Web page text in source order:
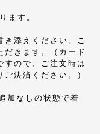
ます。
添えください。こ
だきます。（カード
すので、ご注文時は
決済ください。）
加なしの状態で着